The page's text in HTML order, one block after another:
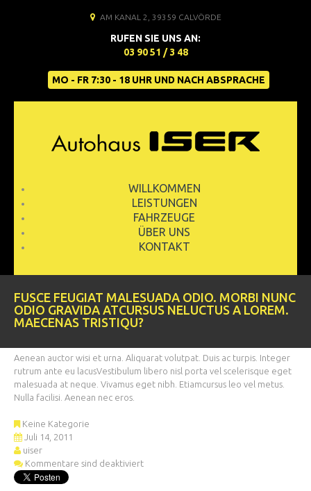
AM KANAL 2, 39359 CALVÖRDE
RUFEN SIE UNS AN:
03 90 51 / 3 48
MO - FR 7:30 - 18 UHR UND NACH ABSPRACHE
WILLKOMMEN
LEISTUNGEN
FAHRZEUGE
ÜBER UNS
KONTAKT
FUSCE FEUGIAT MALESUADA ODIO. MORBI NUNC
ODIO GRAVIDA ATCURSUS NELUCTUS A LOREM.
MAECENAS TRISTIQU?
Aenean auctor wisi et urna. Aliquarat volutpat. Duis ac turpis. Integer
rutrum ante eu lacusVestibulum libero nisl porta vel scelerisque eget
malesuada at neque. Vivamus eget nibh. Etiamcursus leo vel metus.
Nulla facilisi. Aenean nec eros.
Keine Kategorie
Juli 14, 2011
uiser
Kommentare sind deaktiviert